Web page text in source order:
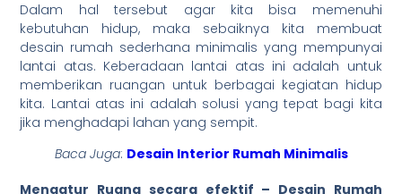
Dalam hal tersebut agar kita bisa memenuhi
kebutuhan hidup, maka sebaiknya kita membuat
desain rumah sederhana minimalis yang mempunyai
lantai atas. Keberadaan lantai atas ini adalah untuk
memberikan ruangan untuk berbagai kegiatan hidup
kita. Lantai atas ini adalah solusi yang tepat bagi kita
jika menghadapi lahan yang sempit.
Baca Juga: Desain Interior Rumah Minimalis
Mengatur Ruang secara efektif – Desain Rumah